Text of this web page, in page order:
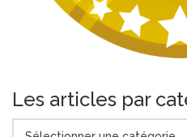
Les articles par